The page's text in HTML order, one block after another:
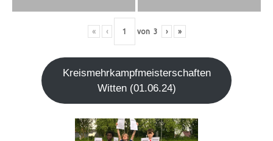
« ‹ von 3 › »
Kreis­mehr­kampf­meis­ter­schaf­ten
Wit­ten (01.06.24)